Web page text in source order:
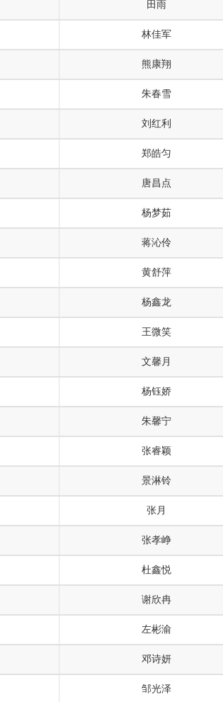
田雨
林佳军
熊康翔
朱春雪
刘红利
郑皓匀
唐昌点
杨梦茹
蒋沁伶
黄舒萍
杨鑫龙
王微笑
文馨月
杨钰娇
朱馨宁
张睿颖
景淋铃
张月
张孝峥
杜鑫悦
谢欣冉
左彬渝
邓诗妍
邹光泽